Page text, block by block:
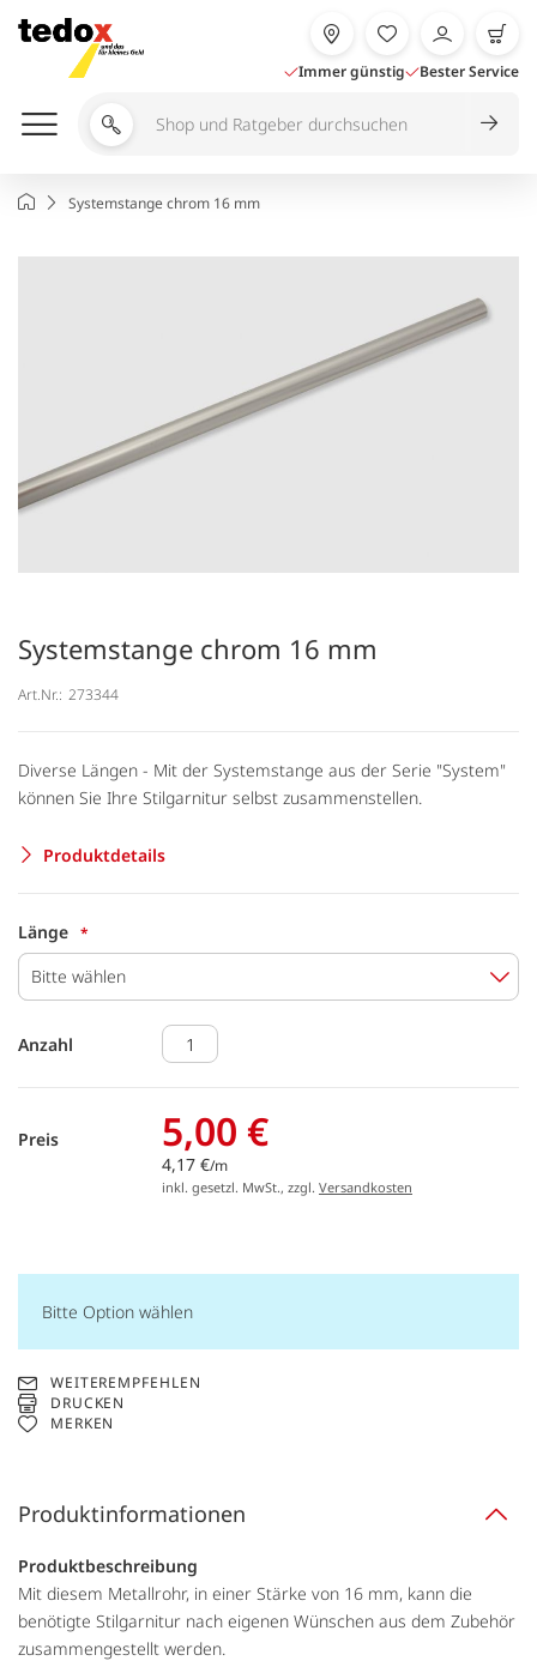
Inhalt
springen
Immer günstig Bester Service
Shop
durchsuchen
StartseiteSystemstange chrom 16 mm
Systemstange chrom 16 mm
Art.Nr.: 273344
Diverse Längen - Mit der Systemstange aus der Serie "System"
können Sie Ihre Stilgarnitur selbst zusammenstellen.
Produktdetails
Länge
Bitte wählen
Anzahl
Preis 5,00 €
4,17 €/m
inkl. gesetzl. MwSt., zzgl. Versandkosten
Bitte Option wählen
WEITEREMPFEHLEN
DRUCKEN
MERKEN
Produktinformationen
Produktbeschreibung
Mit diesem Metallrohr, in einer Stärke von 16 mm, kann die
benötigte Stilgarnitur nach eigenen Wünschen aus dem Zubehör
zusammengestellt werden.